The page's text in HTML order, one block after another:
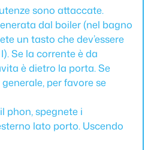
sono attaccate.
dal boiler (nel bagno
un tasto che dev’essere
Se la corrente è da
è dietro la porta. Se
per favore se
phon, spegnete i
lato porto. Uscendo